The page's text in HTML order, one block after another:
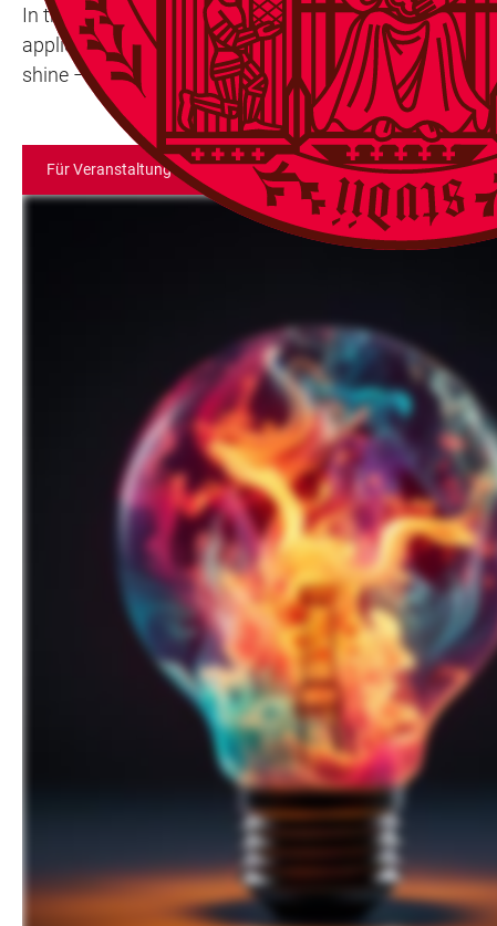
In this hands-on session, you will get the tools,
application. By the end, you’ll have a polished
shine – register now and bring your idea to life!
Für Veranstaltung anmelden